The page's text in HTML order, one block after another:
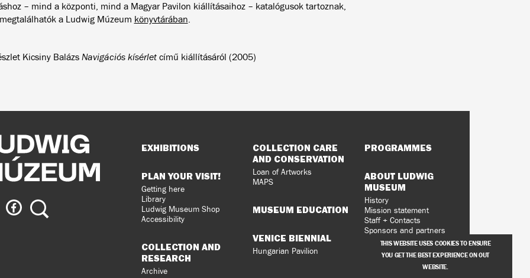
– mind a központi, mind a Magyar Pavilon kiállításaihoz – katalógusok tartoznak,
a Ludwig Múzeum könyvtárában.
Kicsiny Balázs Navigációs kísérlet című kiállításáról (2005)
Ludwig
Museum
Search
Sitemap
EXHIBITIONS
PLAN YOUR VISIT!
Getting here
Library
Ludwig Museum Shop
Accessibility
COLLECTION AND
RESEARCH
Archive
COLLECTION CARE
AND CONSERVATION
Loan of Artworks
MAPS
MUSEUM EDUCATION
VENICE BIENNIAL
Hungarian Pavilion
PROGRAMMES
ABOUT LUDWIG
MUSEUM
History
Mission statement
Staff + Contacts
Sponsors and partners
Vacancies
Privacy Policy
THIS WEBSITE USES COOKIES TO ENSURE
YOU GET THE BEST EXPERIENCE ON OUT
WEBSITE.